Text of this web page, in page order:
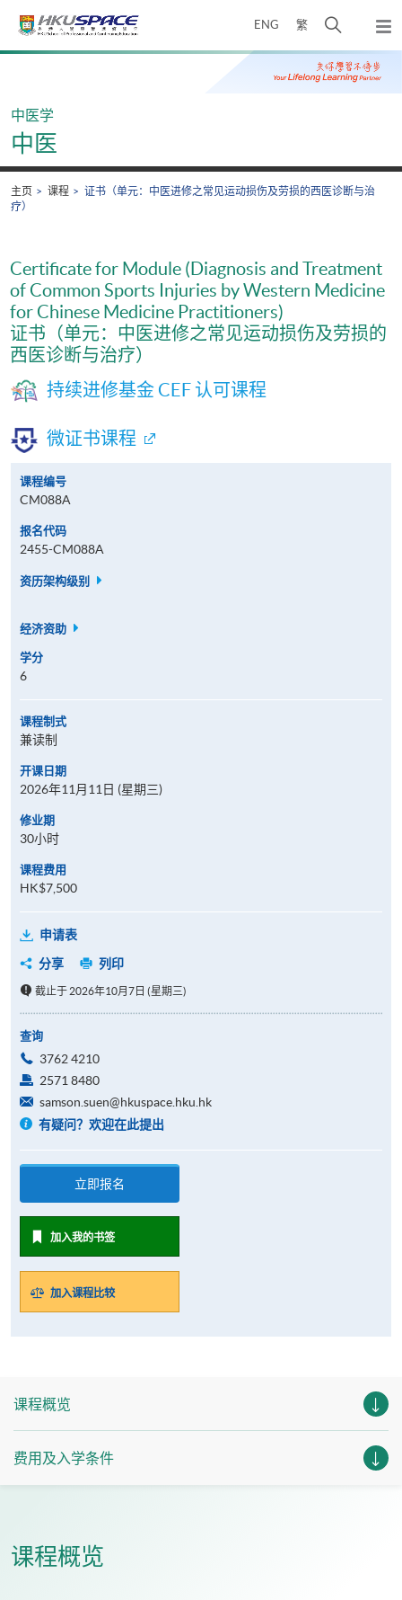
ENG 繁
开
搜
寻
弹
出
主
Main
中医学
中医
主页 课程
证书（单元：中医进修之常见运动损伤及劳损的西医诊断与治
疗）
Certificate for Module (Diagnosis and Treatment
of Common Sports Injuries by Western Medicine
for Chinese Medicine Practitioners)
证书（单元：中医进修之常见运动损伤及劳损的
西医诊断与治疗）
持续进修基金 CEF 认可课程
微证书课程
课程编号
CM088A
报名代码
2455-CM088A
资历架构级别
经济资助
学分
6
课程制式
兼读制
开课日期
2026年11月11日 (星期三)
修业期
30小时
课程费用
HK$7,500
申请表
分享
列印
截止于 2026年10月7日 (星期三)
查询
3762 4210
2571 8480
samson.suen@hkuspace.hku.hk
有疑问？欢迎在此提出
立即报名
加入我的书签
加入课程比较
课程概览
费用及入学条件
课程概览